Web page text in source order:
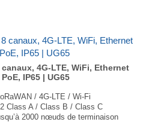
4G-LTE, WiFi, Ethernet
IP65 | UG65
/ 4G-LTE / Wi-Fi
Class A / Class B / Class C
2000 nœuds de terminaison